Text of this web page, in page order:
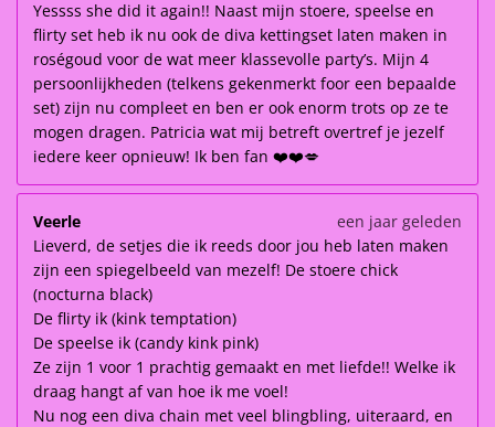
Yessss she did it again!! Naast mijn stoere, speelse en
flirty set heb ik nu ook de diva kettingset laten maken in
roségoud voor de wat meer klassevolle party’s. Mijn 4
persoonlijkheden (telkens gekenmerkt foor een bepaalde
set) zijn nu compleet en ben er ook enorm trots op ze te
mogen dragen. Patricia wat mij betreft overtref je jezelf
iedere keer opnieuw! Ik ben fan ❤️❤️💋
Veerle
een jaar geleden
Lieverd, de setjes die ik reeds door jou heb laten maken
zijn een spiegelbeeld van mezelf! De stoere chick
(nocturna black)
De flirty ik (kink temptation)
De speelse ik (candy kink pink)
Ze zijn 1 voor 1 prachtig gemaakt en met liefde!! Welke ik
draag hangt af van hoe ik me voel!
Nu nog een diva chain met veel blingbling, uiteraard, en